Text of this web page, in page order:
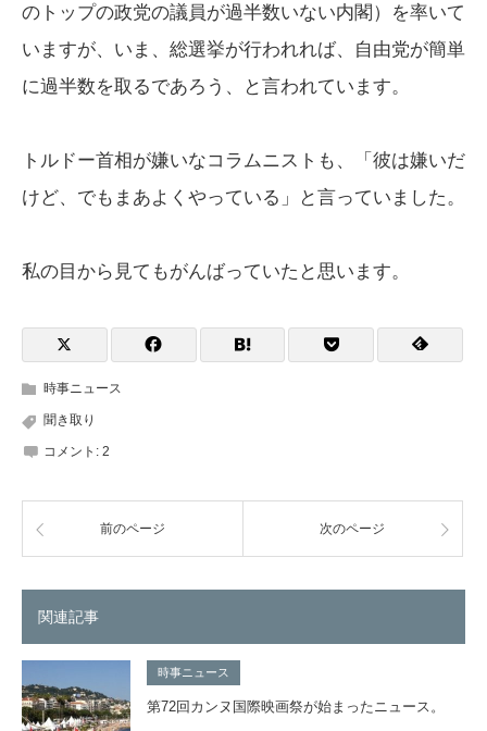
のトップの政党の議員が過半数いない内閣）を率いて
いますが、いま、総選挙が行われれば、自由党が簡単
に過半数を取るであろう、と言われています。
トルドー首相が嫌いなコラムニストも、「彼は嫌いだ
けど、でもまあよくやっている」と言っていました。
私の目から見てもがんばっていたと思います。
時事ニュース
聞き取り
コメント: 2
前のページ 次のページ
関連記事
時事ニュース
第72回カンヌ国際映画祭が始まったニュース。